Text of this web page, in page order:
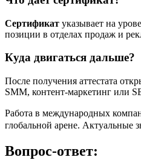
Сертификат указывает на
позиции в отделах продаж и
Куда двигаться дальше?
После получения аттестата
SMM, контент-маркетинг или
Работа в международных
глобальной арене. Актуальные
Вопрос-ответ: